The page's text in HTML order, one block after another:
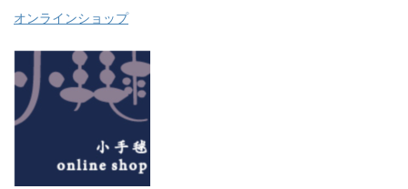
オンラインショップ